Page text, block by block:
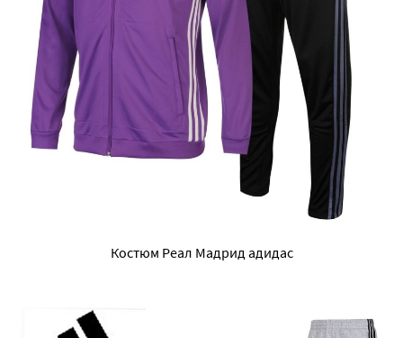
Костюм Реал Мадрид адидас